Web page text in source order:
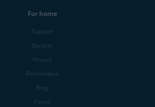
For home
Support
Security
Privacy
Performance
Blog
Forum